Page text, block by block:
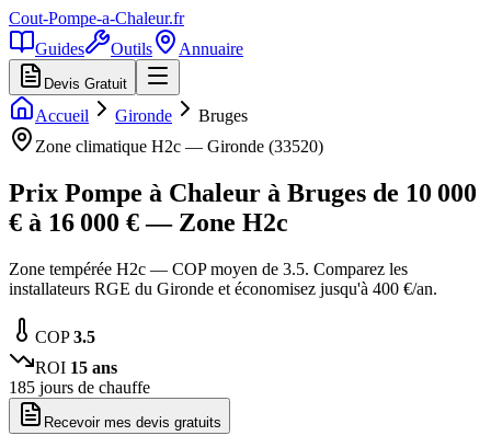
Cout-Pompe-a-Chaleur.fr
Guides
Outils Annuaire
Devis Gratuit
Accueil Gironde
Bruges
Zone climatique H2c — Gironde (33520)
Prix Pompe à Chaleur à Bruges de 10 000
€ à 16 000 € — Zone H2c
Zone tempérée H2c — COP moyen de 3.5. Comparez les
installateurs RGE du Gironde et économisez jusqu'à 400 €/an.
COP3.5
ROI 15 ans
185 jours de chauffe
Recevoir mes devis gratuits